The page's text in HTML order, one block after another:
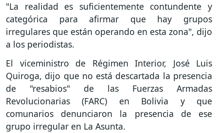
"La realidad es suficientemente contundente y
categórica para afirmar que hay grupos
irregulares que están operando en esta zona", dijo
a los periodistas.
El viceministro de Régimen Interior, José Luis
Quiroga, dijo que no está descartada la presencia
de "resabios" de las Fuerzas Armadas
Revolucionarias (FARC) en Bolivia y que
comunarios denunciaron la presencia de ese
grupo irregular en La Asunta.